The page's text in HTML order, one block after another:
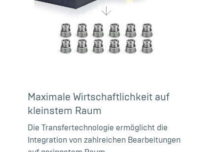
Maximale Wirtschaftlichkeit auf
kleinstem Raum
Die Transfertechnologie ermöglicht die
Integration von zahlreichen Bearbeitungen